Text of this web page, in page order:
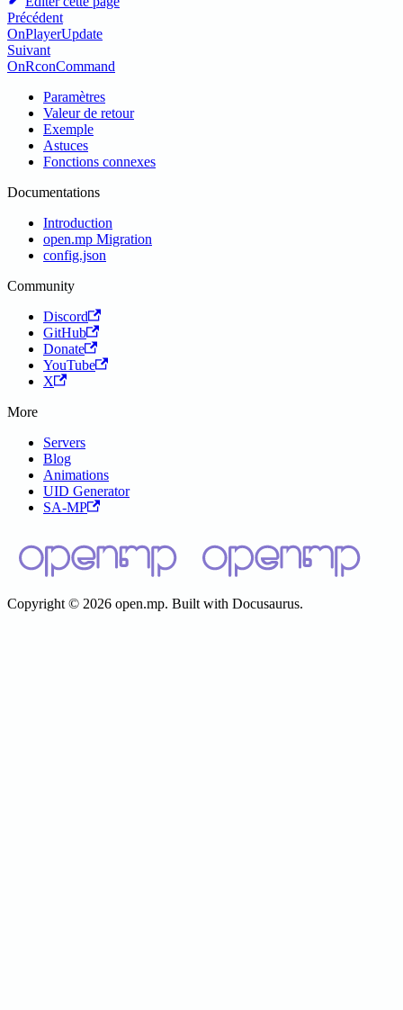
Précédent
OnPlayerUpdate
Suivant
OnRconCommand
Paramètres
Valeur de retour
Exemple
Astuces
Fonctions connexes
Documentations
Introduction
open.mp Migration
config.json
Community
Discord
GitHub
Donate
YouTube
X
More
Servers
Blog
Animations
UID Generator
SA-MP
Copyright © 2026 open.mp. Built with Docusaurus.